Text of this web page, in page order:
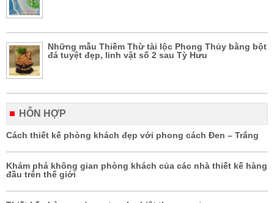
Những mẫu Thiềm Thừ tài lộc Phong Thủy bằng bột
đá tuyệt đẹp, linh vật số 2 sau Tỳ Hưu
HỖN HỢP
Cách thiết kế phòng khách đẹp với phong cách Đen – Trắng
Khám phá không gian phòng khách của các nhà thiết kế hàng
đầu trên thế giới